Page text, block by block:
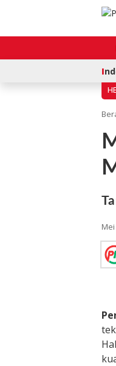
I